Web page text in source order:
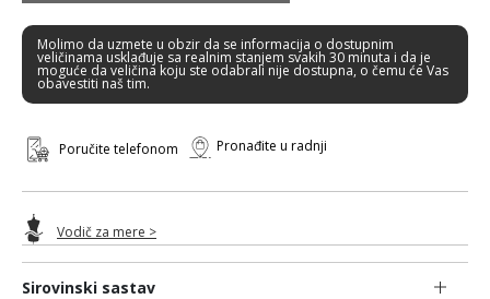
Sirovinski sastav
Molimo da uzmete u obzir da se informacija o dostupnim
veličinama usklađuje sa realnim stanjem svakih 30 minuta i da je
moguće da veličina koju ste odabrali nije dostupna, o čemu će Vas
obavestiti naš tim.
Poručite telefonom Pronađite u radnji
Vodič za mere >